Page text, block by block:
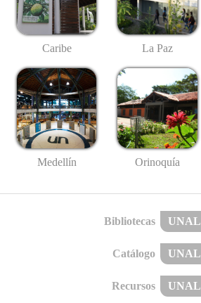
Caribe La Paz
Medellín Orinoquía
Bibliotecas UNAL
Catálogo UNAL
Recursos UNAL